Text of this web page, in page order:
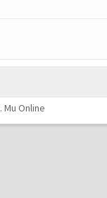
. Mu Online